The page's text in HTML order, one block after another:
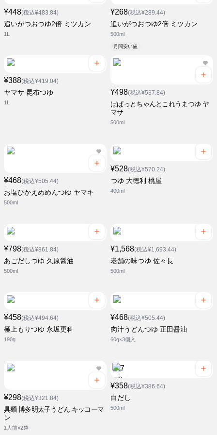
¥448(税込¥483.84)
追いがつおつゆ2倍 ミツカン
1L
¥268(税込¥289.44)
追いがつおつゆ2倍 ミツカン
500ml
月間安い値
¥388(税込¥419.04)
ヤマサ 昆布つゆ
1L
¥498(税込¥537.84)
ぱぱっとちゃんとこれうまつゆ ヤ
マサ
500ml
¥468(税込¥505.44)
お塩ひかえめめんつゆ ヤマキ
500ml
¥528(税込¥570.24)
つゆ 大徳利 桃屋
400ml
¥798(税込¥861.84)
あごだしつゆ 久原醤油
500ml
¥1,568(税込¥1,693.44)
老舗の味つゆ 佐々長
500ml
¥458(税込¥494.64)
極上もりつゆ 永坂更科
190g
¥468(税込¥505.44)
肉汁うどんつゆ 正田醤油
60g×3個入
¥298(税込¥321.84)
具麺 博多明太子うどん キッコーマ
ン
1人前×2袋
¥358(税込¥386.64)
白だし
500ml